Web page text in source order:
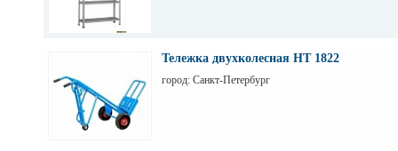
Тележка двухколесная НТ 1822
город: Санкт-Петербург